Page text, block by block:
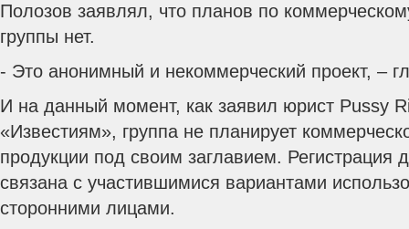
Полозов заявлял, что планов по
группы нет.
- Это анонимный и некоммерческий проект, –
И на данный момент, как заявил юрист Pussy
«Известиям», группа не планирует
продукции под своим заглавием. Регистрация
связана с участившимися вариантами
сторонними лицами.